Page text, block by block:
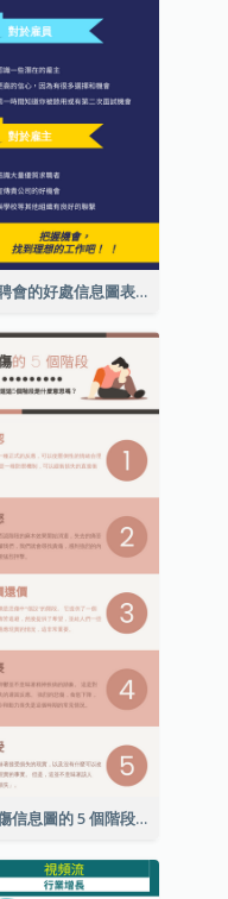
招聘會的好處信息圖表
悲傷信息圖的 5 個階段（附解釋）